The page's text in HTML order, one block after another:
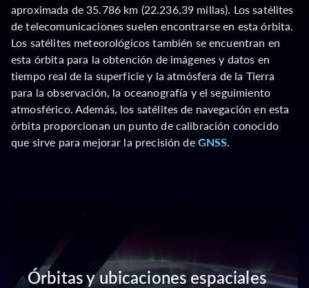
aproximada de 35.786 km (22.236,39 millas). Los satélites
de telecomunicaciones suelen encontrarse en esta órbita.
Los satélites meteorológicos también se encuentran en
esta órbita para la obtención de imágenes y datos en
tiempo real de la superficie y la atmósfera de la Tierra
para la observación, la oceanografía y el seguimiento
atmosférico. Además, los satélites de navegación en esta
órbita proporcionan un punto de calibración conocido
que sirve para mejorar la precisión de GNSS.
Órbitas y ubicaciones espaciales